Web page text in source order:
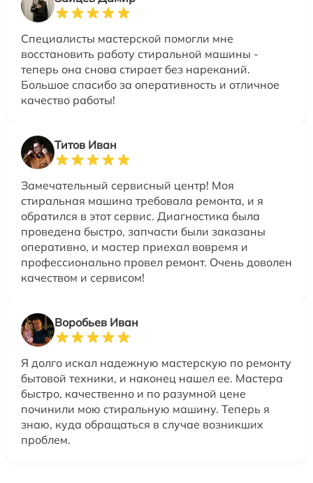
Специалисты мастерской помогли мне
восстановить работу стиральной машины -
теперь она снова стирает без нареканий.
Большое спасибо за оперативность и отличное
качество работы!
Титов Иван
Замечательный сервисный центр! Моя
стиральная машина требовала ремонта, и я
обратился в этот сервис. Диагностика была
проведена быстро, запчасти были заказаны
оперативно, и мастер приехал вовремя и
профессионально провел ремонт. Очень доволен
качеством и сервисом!
Воробьев Иван
Я долго искал надежную мастерскую по ремонту
бытовой техники, и наконец нашел ее. Мастера
быстро, качественно и по разумной цене
починили мою стиральную машину. Теперь я
знаю, куда обращаться в случае возникших
проблем.